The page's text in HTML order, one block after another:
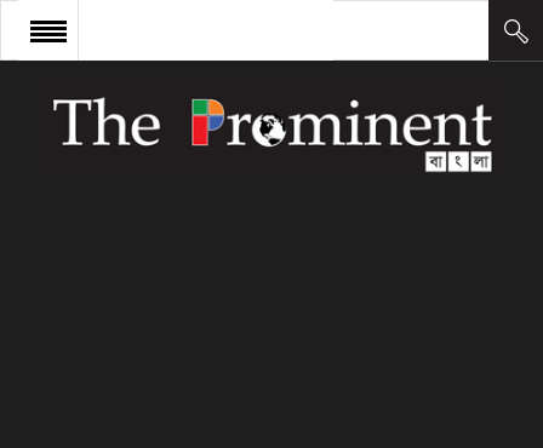
প্রচ্ছদ